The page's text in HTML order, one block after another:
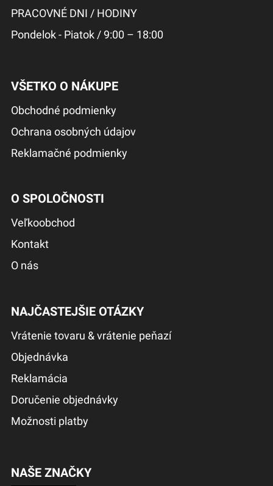
PRACOVNÉ DNI / HODINY
Pondelok - Piatok / 9:00 – 18:00
VŠETKO O NÁKUPE
Obchodné podmienky
Ochrana osobných údajov
Reklamačné podmienky
O SPOLOČNOSTI
Veľkoobchod
Kontakt
O nás
NAJČASTEJŠIE OTÁZKY
Vrátenie tovaru & vrátenie peňazí
Objednávka
Reklamácia
Doručenie objednávky
Možnosti platby
NAŠE ZNAČKY